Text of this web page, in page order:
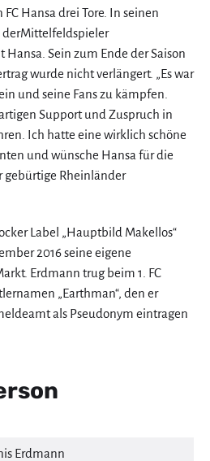
Hansa drei Tore. In seinen
derMittelfeldspieler
Sein zum Ende der Saison
wurde nicht verlängert. „Es war
und seine Fans zu kämpfen.
Support und Zuspruch in
Ich hatte eine wirklich schöne
und wünsche Hansa für die
gebürtige Rheinländer
Label „Hauptbild Makellos“
2016 seine eigene
Erdmann trug beim 1. FC
„Earthman“, den er
als Pseudonym eintragen
Erdmann